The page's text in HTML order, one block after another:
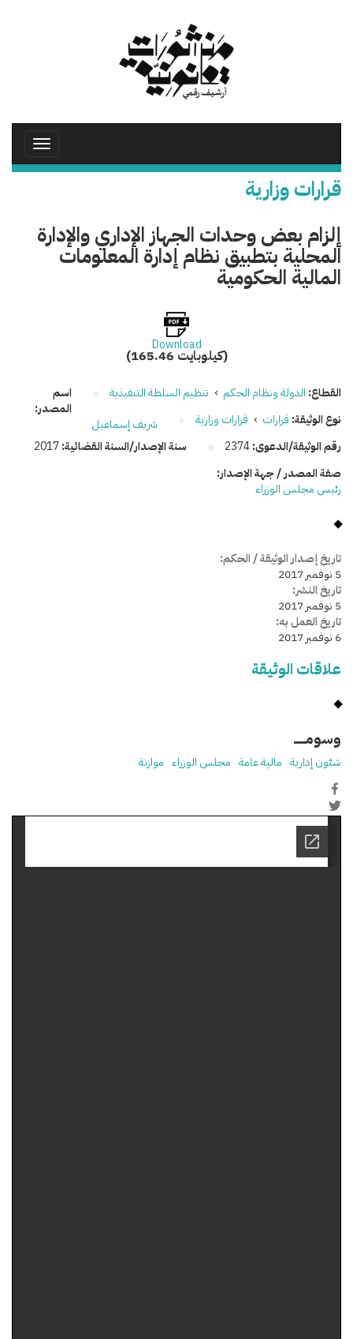
Toggle
قرارات وزارية
إلزام بعض وحدات الجهاز الإداري والإدارة
المحلية بتطبيق نظام إدارة المعلومات
المالية الحكومية
Download
(165.46 كيلوبايت)
القطاع: الدولة ونظام الحكم › تنظيم السلطة التنفيذية
نوع الوثيقة: قرارات › قرارات وزارية
رقم الوثيقة/الدعوى:2374 سنة الإصدار/السنة القضائية:2017
اسم
المصدر:
شريف إسماعيل
صفة المصدر / جهة الإصدار:
رئيس مجلس الوزراء
تاريخ إصدار الوثيقة / الحكم:
5 نوفمبر 2017
تاريخ النشر:
5 نوفمبر 2017
تاريخ العمل به:
6 نوفمبر 2017
علاقات الوثيقة
وسومـــــ
شئون إدارية مالية عامة مجلس الوزراء موازنة